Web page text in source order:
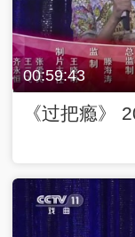
00:59:43
《过把瘾》